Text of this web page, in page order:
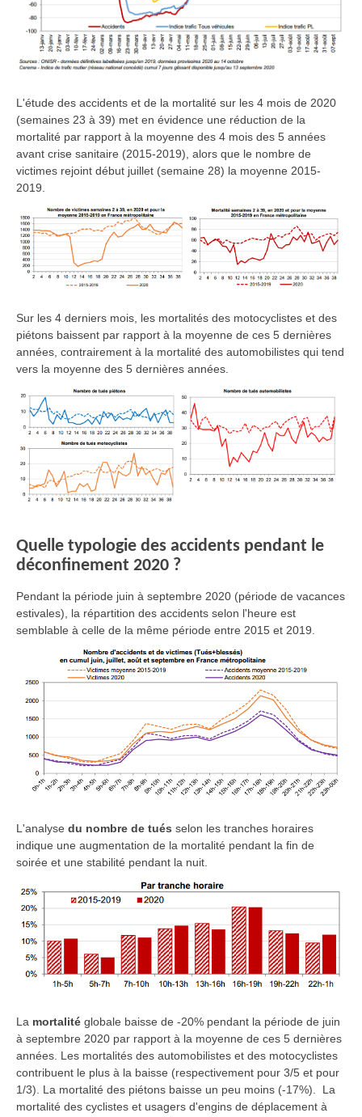
L'étude des accidents et de la mortalité sur les 4 mois de 2020
(semaines 23 à 39) met en évidence une réduction de la
mortalité par rapport à la moyenne des 4 mois des 5 années
avant crise sanitaire (2015-2019), alors que le nombre de
victimes rejoint début juillet (semaine 28) la moyenne 2015-
2019.
Sur les 4 derniers mois, les mortalités des motocyclistes et des
piétons baissent par rapport à la moyenne de ces 5 dernières
années, contrairement à la mortalité des automobilistes qui tend
vers la moyenne des 5 dernières années.
Quelle typologie des accidents pendant le
déconfinement 2020 ?
Pendant la période juin à septembre 2020 (période de vacances
estivales), la répartition des accidents selon l'heure est
semblable à celle de la même période entre 2015 et 2019.
L'analyse du nombre de tués selon les tranches horaires
indique une augmentation de la mortalité pendant la fin de
soirée et une stabilité pendant la nuit.
La mortalité globale baisse de -20% pendant la période de juin
à septembre 2020 par rapport à la moyenne de ces 5 dernières
années. Les mortalités des automobilistes et des motocyclistes
contribuent le plus à la baisse (respectivement pour 3/5 et pour
1/3). La mortalité des piétons baisse un peu moins (-17%). La
mortalité des cyclistes et usagers d'engins de déplacement à